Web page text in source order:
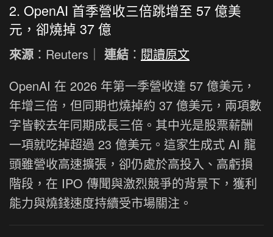
2. OpenAI 首季營收三倍跳增至 57 億美
元，卻燒掉 37 億
來源 ：Reuters｜ 連結 ： 閱讀原文
OpenAI 在 2026 年第一季營收達 57 億美元，
年增三倍，但同期也燒掉約 37 億美元，兩項數
字皆較去年同期成長三倍。其中光是股票薪酬
一項就吃掉超過 23 億美元。這家生成式 AI 龍
頭雖營收高速擴張，卻仍處於高投入、高虧損
階段，在 IPO 傳聞與激烈競爭的背景下，獲利
能力與燒錢速度持續受市場關注。